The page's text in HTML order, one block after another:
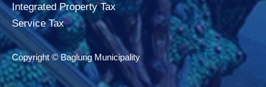
Integrated Property Tax
Service Tax
Copyright © Baglung Municipality